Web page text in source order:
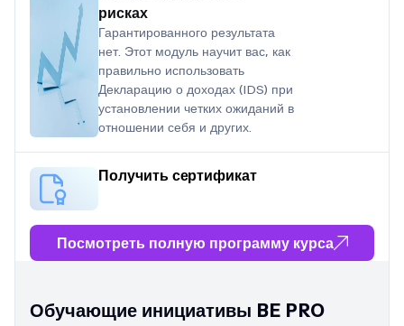
рисках
Гарантированного результата
нет. Этот модуль научит вас, как
правильно использовать
Декларацию о доходах (IDS) при
установлении четких ожиданий в
отношении себя и других.
Получить сертификат
Посмотреть полную программу курса
Обучающие инициативы BE PRO